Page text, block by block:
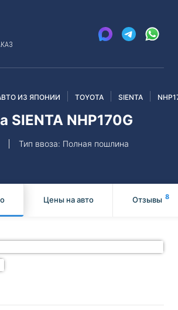
ИЗ ЯПОНИИ TOYOTA SIENTA
SIENTA NHP170G
Тип ввоза: Полная пошлина
Цены на авто Отзывы 8